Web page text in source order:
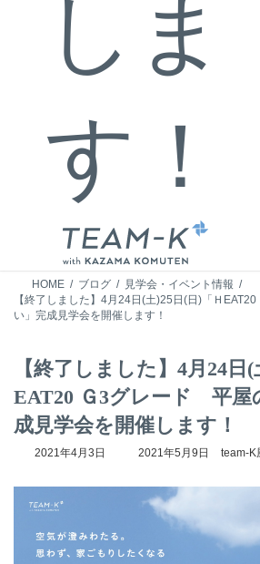
しま
す！
HOME ブログ
見学会・イベント情報
【終了しました】4月24日(土)25日(日)「Ｈ
い」完成見学会を開催します！
【終了しました】4月24日
EAT20 Ｇ3グレード 平屋
成見学会を開催します！
2021年4月3日
最
新
2021年5月9日 team-K